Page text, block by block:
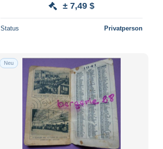
± 7,49 $
Status Privatperson
Neu